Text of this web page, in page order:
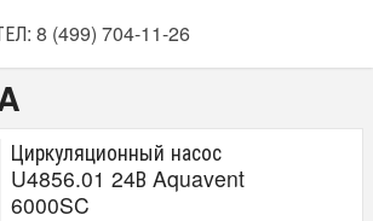
8 (499) 704-11-26
Циркуляционный насос
U4856.01 24В Aquavent
6000SC